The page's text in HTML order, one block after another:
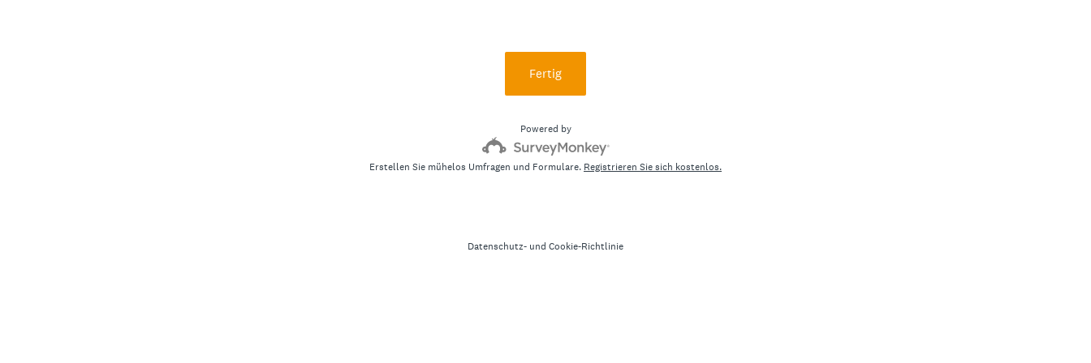
Fertig
Powered by
Erstellen Sie mühelos Umfragen und Formulare. Registrieren Sie sich kostenlos.
Datenschutz- und Cookie-Richtlinie